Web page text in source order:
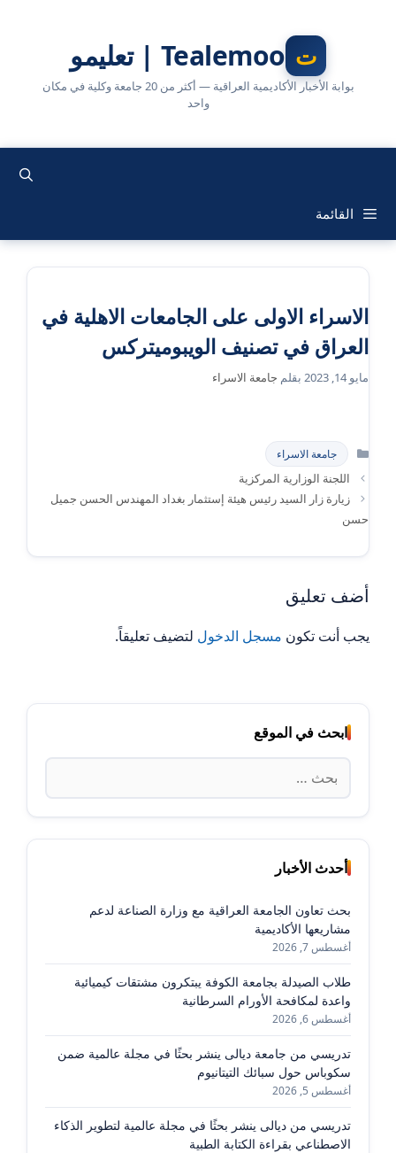
Tealemoo | تعليمو
بوابة الأخبار الأكاديمية العراقية — أكثر من 20 جامعة وكلية في مكان
واحد
القائمة
الاسراء الاولى على الجامعات الاهلية في
العراق في تصنيف الويبوميتركس
مايو 14, 2023 بقلم جامعة الاسراء
التصنيفات
جامعة الاسراء
اللجنة الوزارية المركزية
زيارة زار السيد رئيس هيئة إستثمار بغداد المهندس الحسن جميل
حسن
أضف تعليق
يجب أنت تكون مسجل الدخول لتضيف تعليقاً.
ابحث في الموقع
البحث
عن:
أحدث الأخبار
بحث تعاون الجامعة العراقية مع وزارة الصناعة لدعم
مشاريعها الأكاديمية
أغسطس 7, 2026
طلاب الصيدلة بجامعة الكوفة يبتكرون مشتقات كيميائية
واعدة لمكافحة الأورام السرطانية
أغسطس 6, 2026
تدريسي من جامعة ديالى ينشر بحثًا في مجلة عالمية ضمن
سكوباس حول سبائك التيتانيوم
أغسطس 5, 2026
تدريسي من ديالى ينشر بحثًا في مجلة عالمية لتطوير الذكاء
الاصطناعي بقراءة الكتابة الطبية